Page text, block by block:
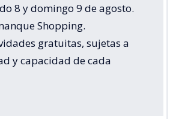
8 y domingo 9 de agosto.
Shopping.
gratuitas, sujetas a
y capacidad de cada